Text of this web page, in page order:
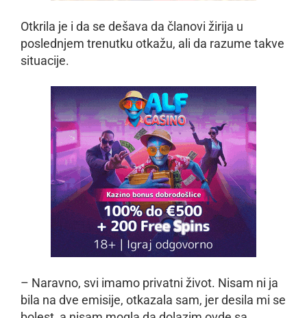
Otkrila je i da se dešava da članovi žirija u
poslednjem trenutku otkažu, ali da razume takve
situacije.
– Naravno, svi imamo privatni život. Nisam ni ja
bila na dve emisije, otkazala sam, jer desila mi se